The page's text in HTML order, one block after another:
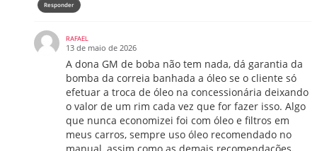
Responder
RAFAEL
13 de maio de 2026
A dona GM de boba não tem nada, dá garantia da
bomba da correia banhada a óleo se o cliente só
efetuar a troca de óleo na concessionária deixando
o valor de um rim cada vez que for fazer isso. Algo
que nunca economizei foi com óleo e filtros em
meus carros, sempre uso óleo recomendado no